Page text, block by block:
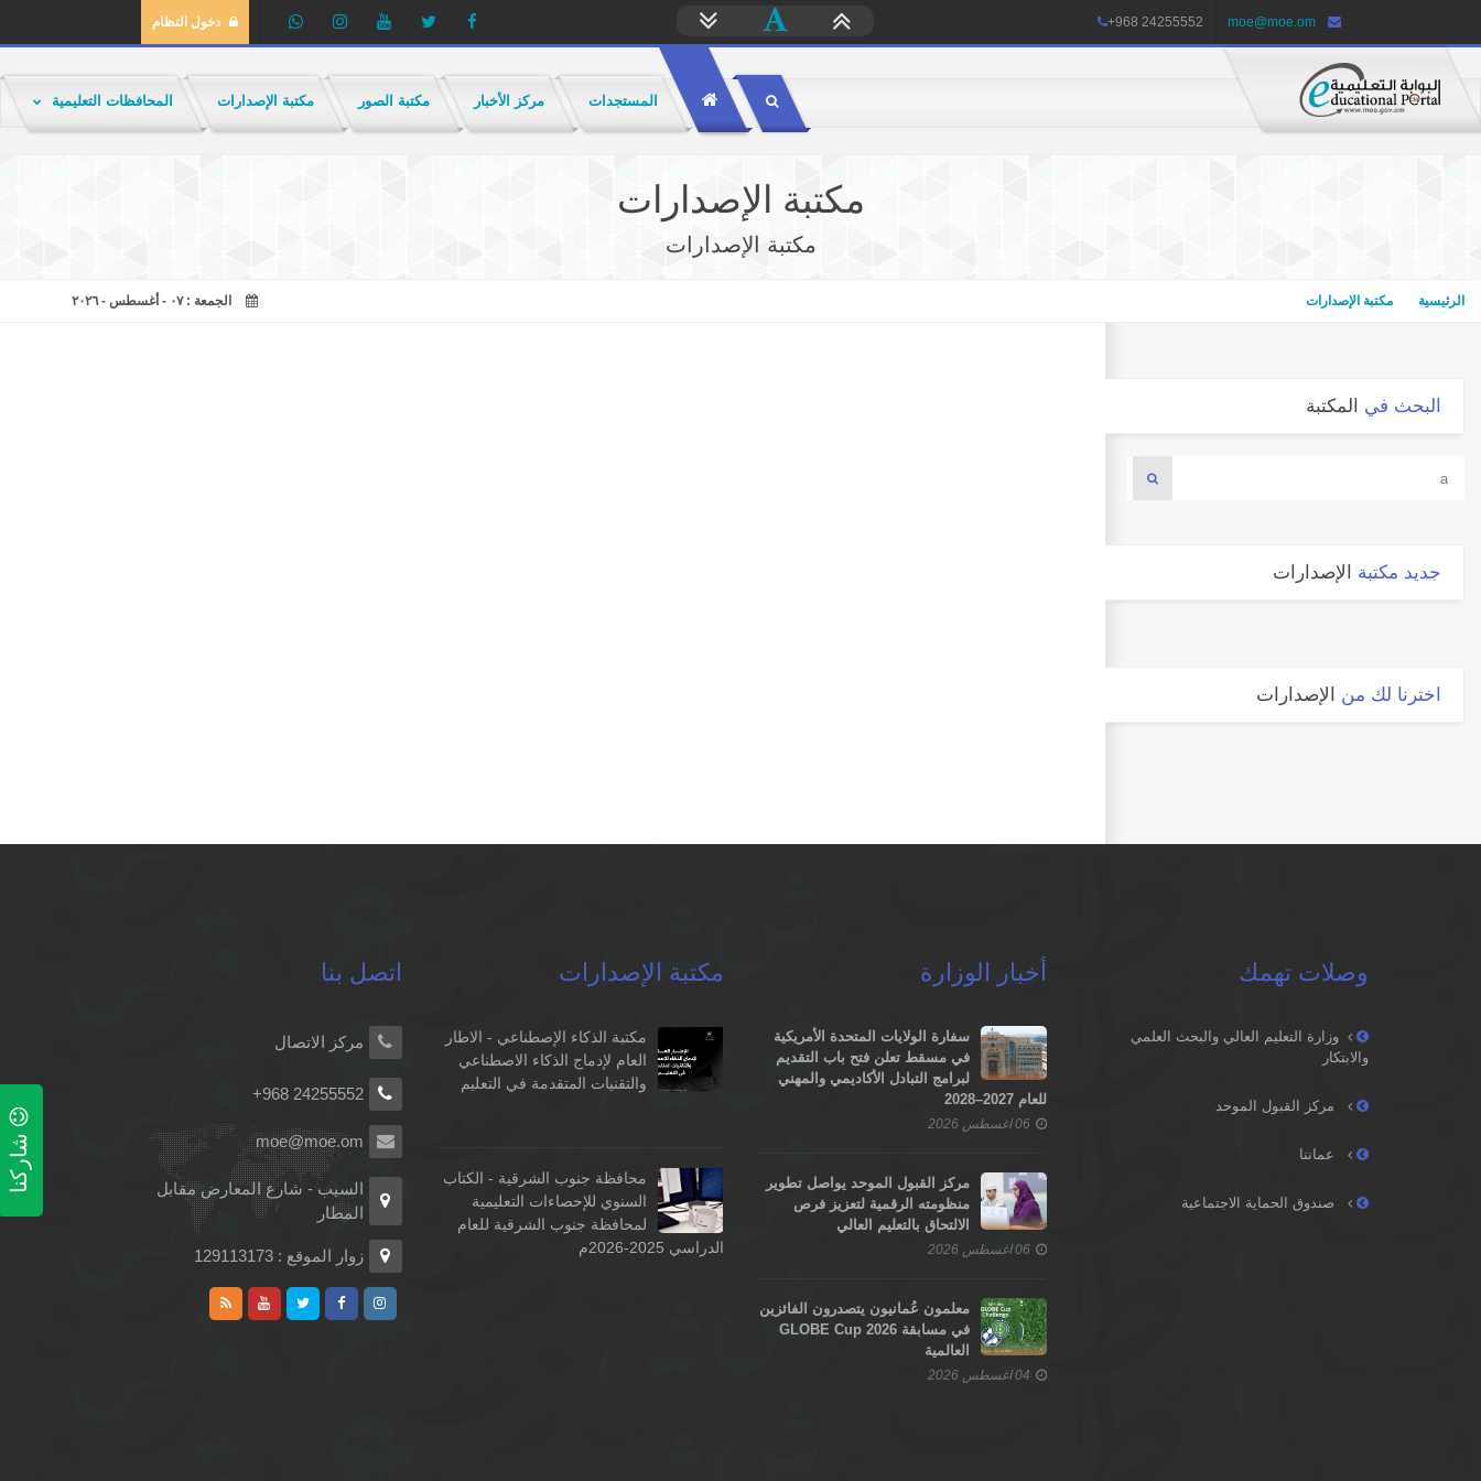
moe@moe.om
+968 24255552 دخول النظام
المستجدات مركز الأخبار مكتبة الصور مكتبة الإصدارات المحافظات التعليمية
مكتبة الإصدارات
مكتبة الإصدارات
الرئيسية مكتبة الإصدارات الجمعة : ٠٧ - أغسطس - ٢٠٢٦
البحث في المكتبة
جديد مكتبة الإصدارات
اخترنا لك من الإصدارات
وصلات تهمك
وزارة التعليم العالي والبحث العلمي
والابتكار
مركز القبول الموحد
عماننا
صندوق الحماية الاجتماعية
أخبار الوزارة
سفارة الولايات المتحدة الأمريكية
في مسقط تعلن فتح باب التقديم
لبرامج التبادل الأكاديمي والمهني
للعام 2027–2028
06 اغسطس 2026
مركز القبول الموحد يواصل تطوير
منظومته الرقمية لتعزيز فرص
الالتحاق بالتعليم العالي
06 اغسطس 2026
معلمون عُمانيون يتصدرون الفائزين
في مسابقة GLOBE Cup 2026
العالمية
04 اغسطس 2026
مكتبة الإصدارات
مكتبة الذكاء الإصطناعي - الاطار
العام لإدماج الذكاء الاصطناعي
والتقنيات المتقدمة في التعليم
محافظة جنوب الشرقية - الكتاب
السنوي للإحصاءات التعليمية
لمحافظة جنوب الشرقية للعام
الدراسي 2025-2026م
اتصل بنا
مركز الاتصال
+968 24255552
moe@moe.om
السيب - شارع المعارض مقابل
المطار
زوار الموقع : 129113173
شاركنا